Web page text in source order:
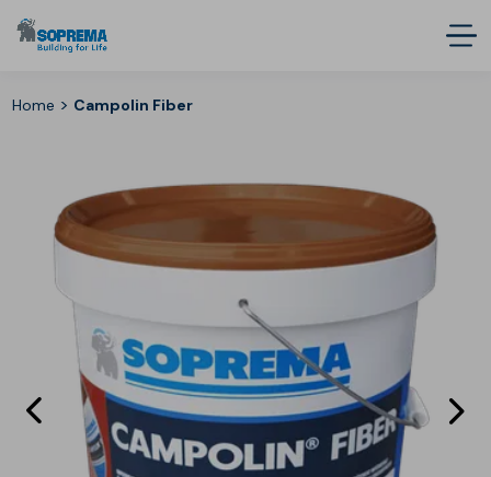
Home > Campolin Fiber
Eléments
précédent